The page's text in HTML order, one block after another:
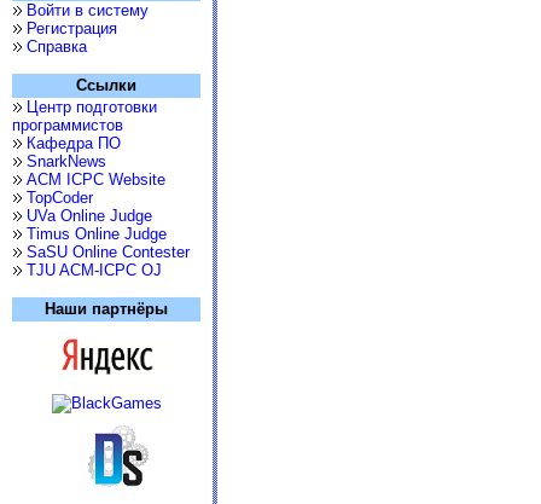
Войти в систему
Регистрация
Справка
Ссылки
Центр подготовки
программистов
Кафедра ПО
SnarkNews
ACM ICPC Website
TopCoder
UVa Online Judge
Timus Online Judge
SaSU Online Contester
TJU ACM-ICPC OJ
Наши партнёры